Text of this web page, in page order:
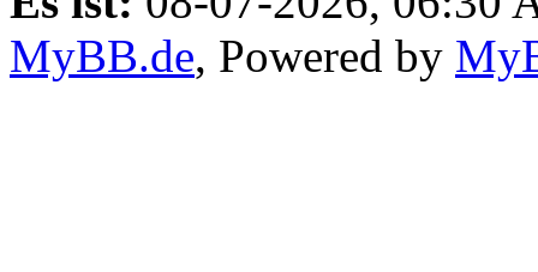
MyBB.de, Powered by